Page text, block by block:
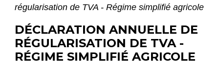
régularisation de TVA - Régime simplifié agricole
DÉCLARATION ANNUELLE DE
RÉGULARISATION DE TVA -
RÉGIME SIMPLIFIÉ AGRICOLE